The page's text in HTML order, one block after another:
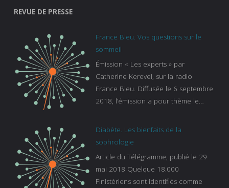
REVUE DE PRESSE
France Bleu. Vos questions sur le
sommeil
Émission « Les experts » par
Catherine Kerevel, sur la radio
France Bleu. Diffusée le 6 septembre
2018, l’émission a pour thème le
bleu :
https://www.francebleu.fr/emissions/l
sur-le-sommeil
Diabète. Les bienfaits de la
sophrologie
Article du Télégramme, publié le 29
mai 2018 Quelque 18.000
Finistériens sont identifiés comme